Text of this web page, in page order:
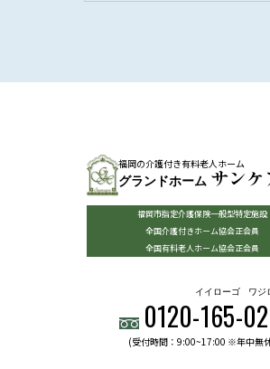
福岡の介護付き有料老人ホーム
グランドホーム サン
福岡市指定介護保険一般型特定施設
全国介護付きホーム協会正会員
全国有料老人ホーム協会正会員
0120-165
イイローゴ
-
ワジ
(受付時間：9:00~17:00 ※年中無